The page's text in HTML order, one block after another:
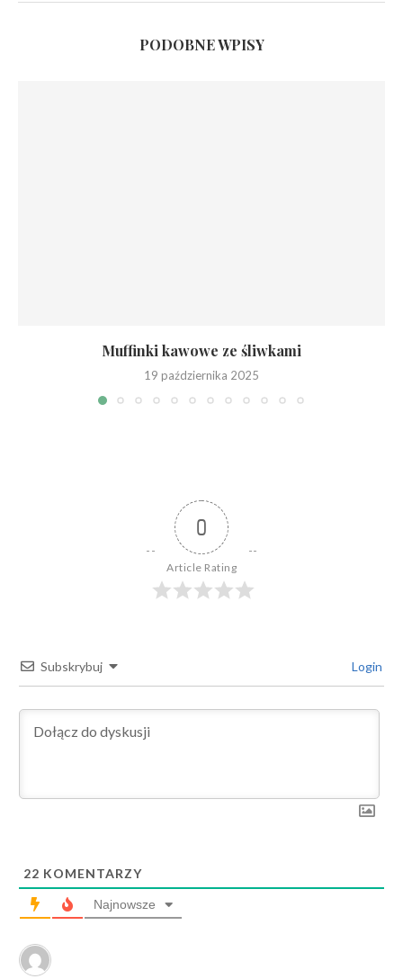
PODOBNE WPISY
Muffinki kawowe ze śliwkami
19 października 2025
0
Article Rating
Subskrybuj Login
22 KOMENTARZY
Najnowsze